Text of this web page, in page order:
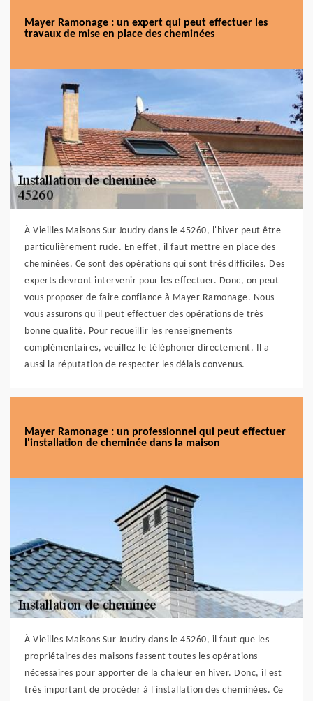
Mayer Ramonage : un expert qui peut effectuer les
travaux de mise en place des cheminées
À Vieilles Maisons Sur Joudry dans le 45260, l'hiver peut être
particulièrement rude. En effet, il faut mettre en place des
cheminées. Ce sont des opérations qui sont très difficiles. Des
experts devront intervenir pour les effectuer. Donc, on peut
vous proposer de faire confiance à Mayer Ramonage. Nous
vous assurons qu'il peut effectuer des opérations de très
bonne qualité. Pour recueillir les renseignements
complémentaires, veuillez le téléphoner directement. Il a
aussi la réputation de respecter les délais convenus.
Mayer Ramonage : un professionnel qui peut effectuer
l'installation de cheminée dans la maison
À Vieilles Maisons Sur Joudry dans le 45260, il faut que les
propriétaires des maisons fassent toutes les opérations
nécessaires pour apporter de la chaleur en hiver. Donc, il est
très important de procéder à l'installation des cheminées. Ce